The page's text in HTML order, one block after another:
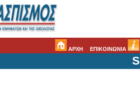
ΑΡΧΗ ΕΠΙΚΟΙΝΩΝΙΑ